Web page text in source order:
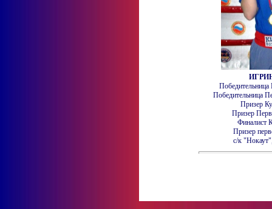
Победительница
Победительница
Призер
Призер
Финалист
Призер
с/к